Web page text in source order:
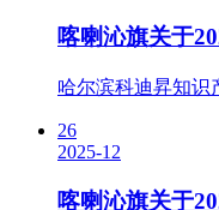
喀喇沁旗关于
哈尔滨科迪昇知
26
2025-12
喀喇沁旗关于